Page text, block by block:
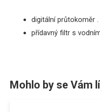
digitální průtokoměr .
přídavný filtr s
Mohlo by se Vám